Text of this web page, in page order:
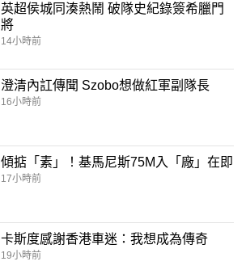
英超侯城同湊熱鬧 破隊史紀錄簽希臘門
將
14小時前
澄清內訌傳聞 Szobo想做紅軍副隊長
16小時前
傾掂「素」！基馬尼斯75M入「廠」在即
17小時前
卡斯度感謝香港車迷：我想成為傳奇
19小時前